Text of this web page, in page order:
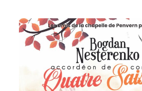
réfection
du
muret